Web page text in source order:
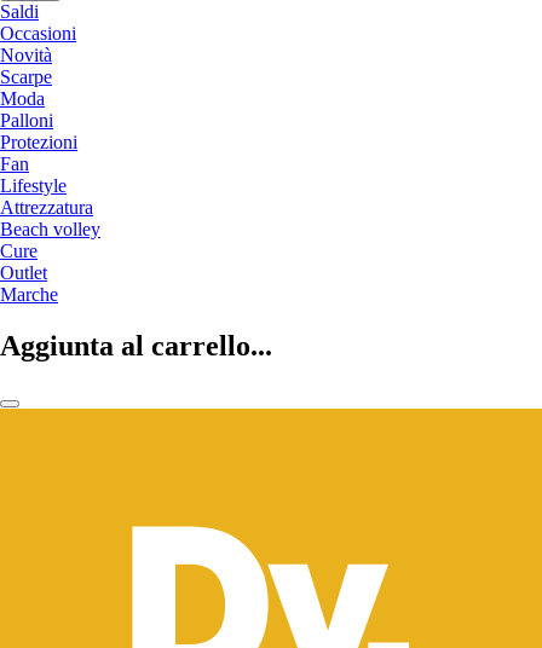
Saldi
Occasioni
Novità
Scarpe
Moda
Palloni
Protezioni
Fan
Lifestyle
Attrezzatura
Beach volley
Cure
Outlet
Marche
Aggiunta al carrello...